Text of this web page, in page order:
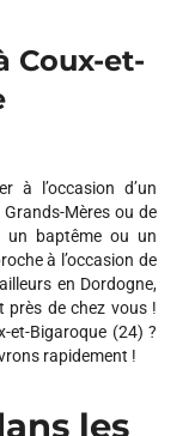
Coux-et-
à l’occasion d’un
Grands-Mères ou de
un baptême ou un
à l’occasion de
en Dordogne,
près de chez vous !
et-Bigaroque (24) ?
rapidement !
les